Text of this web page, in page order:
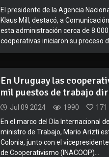
El presidente de la Agencia
Klaus Mill, destacó, a
esta administración cerca de
cooperativas iniciaron su proceso
En Uruguay las
mil puestos de trabajo
Jul 09 2024 1990
171
En el marco del Día Internacional
ministro de Trabajo, Mario Arizti
Colonia, junto con el
de Cooperativismo (INACOOP)...